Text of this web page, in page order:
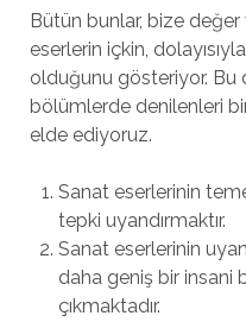
Bütün bunlar, bize değer
eserlerin içkin,
olduğunu gösteriyor. Bu
bölümlerde denilenleri
elde ediyoruz.
Sanat eserlerinin
tepki uyandırmaktır.
Sanat eserlerinin
daha geniş bir insani
çıkmaktadır.